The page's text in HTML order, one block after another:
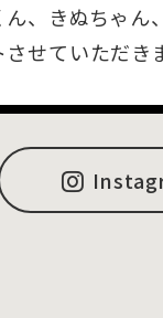
、きぬちゃん
せていただき